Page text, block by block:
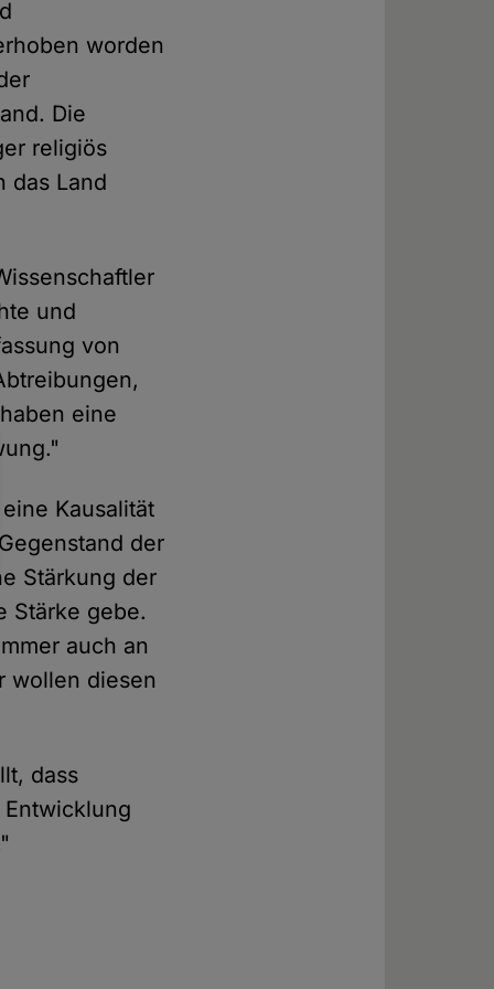
worden
Die
religiös
das Land
und
von
eine
Kausalität
der
Stärkung der
Stärke gebe.
auch an
wollen diesen
dass